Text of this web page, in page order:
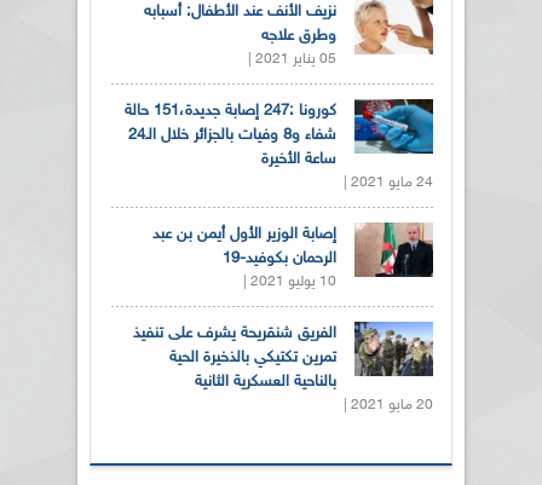
نزيف الأنف عند الأطفال: أسبابه
وطرق علاجه
05 يناير 2021 |
كورونا :247 إصابة جديدة،151 حالة
شفاء و8 وفيات بالجزائر خلال الـ24
ساعة الأخيرة
24 مايو 2021 |
إصابة الوزير الأول أيمن بن عبد
الرحمان بكوفيد-19
10 يوليو 2021 |
الفريق شنقريحة يشرف على تنفيذ
تمرين تكتيكي بالذخيرة الحية
بالناحية العسكرية الثانية
20 مايو 2021 |